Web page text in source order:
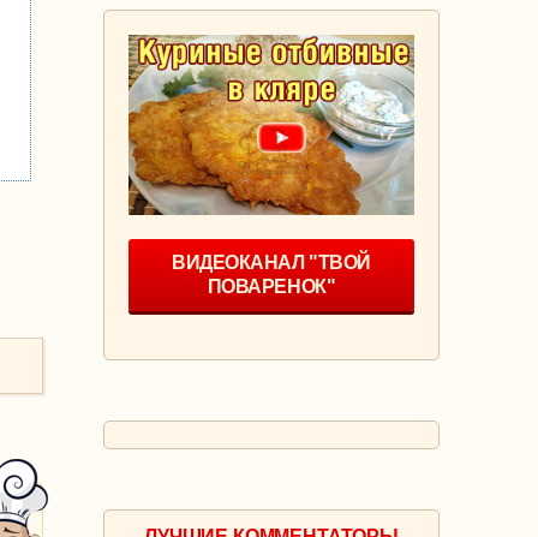
ВИДЕОКАНАЛ "ТВОЙ
ПОВАРЕНОК"